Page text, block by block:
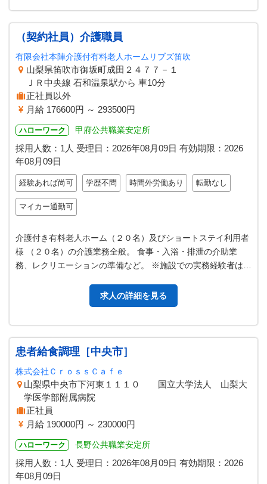
（契約社員）介護職員
有限会社本陣介護付有料老人ホームリブズ笛吹
山梨県笛吹市御坂町成田２４７７－１
ＪＲ中央線 石和温泉駅から 車10分
正社員以外
月給 176600円 ～ 293500円
ハローワーク 甲府公共職業安定所
採用人数：1人 受理日： 2026年08月09日 有効期限： 2026
年08月09日
経験あれば尚可 学歴不問 時間外労働あり 転勤なし
マイカー通勤可
介護付き有料老人ホーム（２０名）及びショートステイ利用者
様 （２０名）の介護業務全般。 食事・入浴・排泄の介助業
務、レクリエーションの準備など。 ※施設での実務経験者は優
求人の詳細を見る
患者給食調理［中央市］
株式会社ＣｒｏｓｓＣａｆｅ
山梨県中央市下河東１１１０ 国立大学法人 山梨大
学医学部附属病院
正社員
月給 190000円 ～ 230000円
ハローワーク 長野公共職業安定所
採用人数：1人 受理日： 2026年08月09日 有効期限： 2026
年08月09日